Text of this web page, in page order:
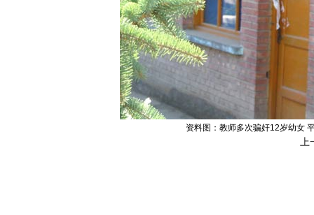
资料图：教师多次骗奸12岁幼女